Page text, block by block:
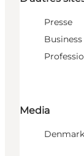
Presse
Media